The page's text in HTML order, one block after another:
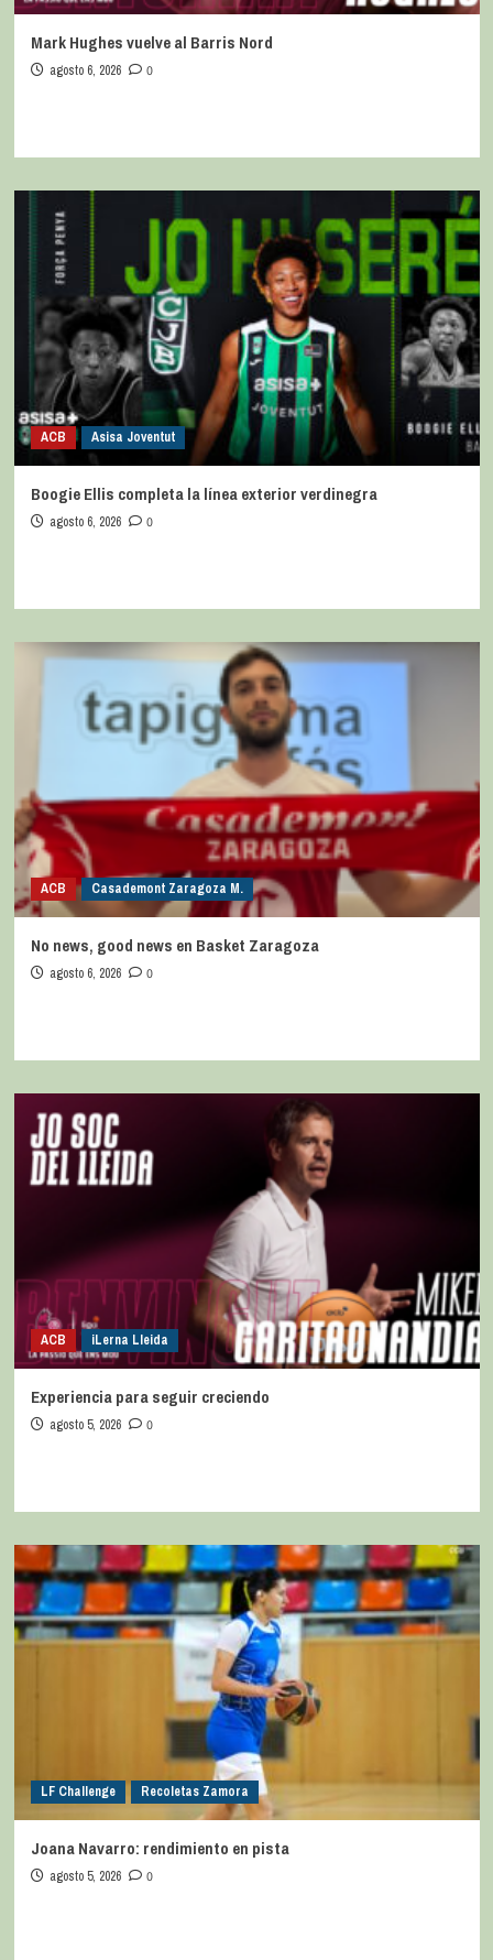
Mark Hughes vuelve al Barris Nord
agosto 6, 2026 0
ACB Asisa Joventut
Boogie Ellis completa la línea exterior verdinegra
agosto 6, 2026 0
ACB Casademont Zaragoza M.
No news, good news en Basket Zaragoza
agosto 6, 2026 0
ACB iLerna Lleida
Experiencia para seguir creciendo
agosto 5, 2026 0
LF Challenge Recoletas Zamora
Joana Navarro: rendimiento en pista
agosto 5, 2026 0